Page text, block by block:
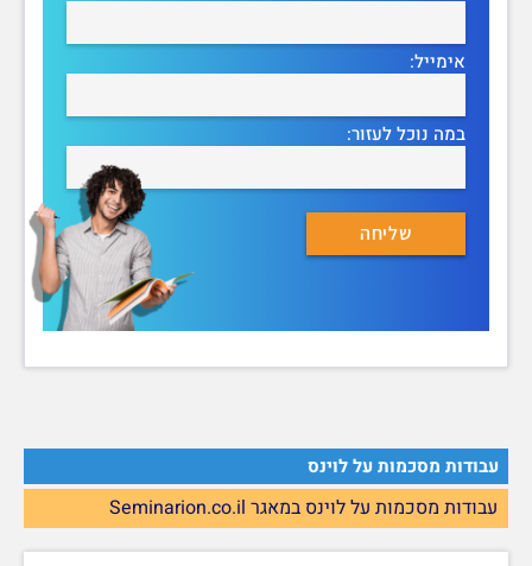
עבודות מסכמות על לוינס
עבודות מסכמות על לוינס במאגר Seminarion.co.il
אימייל:
במה נוכל לעזור: